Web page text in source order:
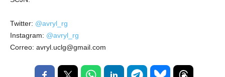
Twitter: @avryl_rg
Instagram: @avryl_rg
Correo: avryl.uclg@gmail.com